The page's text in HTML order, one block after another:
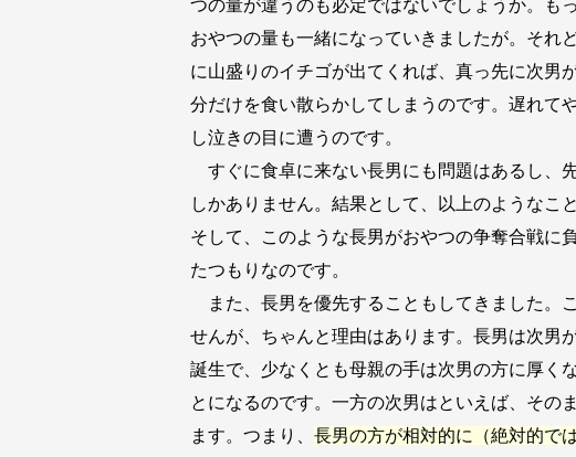
つの量が違うのも必定ではないでしょうか。も
おやつの量も一緒になっていきましたが。それ
に山盛りのイチゴが出てくれば、真っ先に次男
分だけを食い散らかしてしまうのです。遅れて
し泣きの目に遭うのです。
すぐに食卓に来ない長男にも問題はあるし、
しかありません。結果として、以上のようなこ
そして、このような長男がおやつの争奪合戦に
たつもりなのです。
また、長男を優先することもしてきました。
せんが、ちゃんと理由はあります。長男は次男
誕生で、少なくとも母親の手は次男の方に厚く
とになるのです。一方の次男はといえば、その
ます。つまり、 長男の方が相対的に（絶対的で